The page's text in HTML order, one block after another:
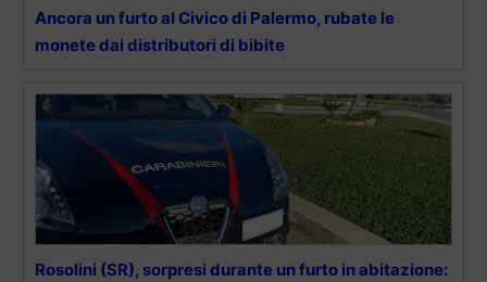
Ancora un furto al Civico di Palermo, rubate le
monete dai distributori di bibite
Rosolini (SR), sorpresi durante un furto in abitazione: